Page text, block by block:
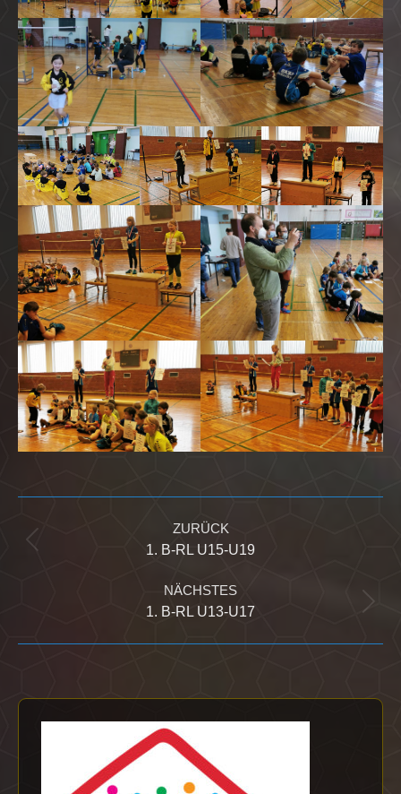
ZURÜCK
Vorheriger
1. B-RL U15-U19
NÄCHSTES
Nächster
1. B-RL U13-U17